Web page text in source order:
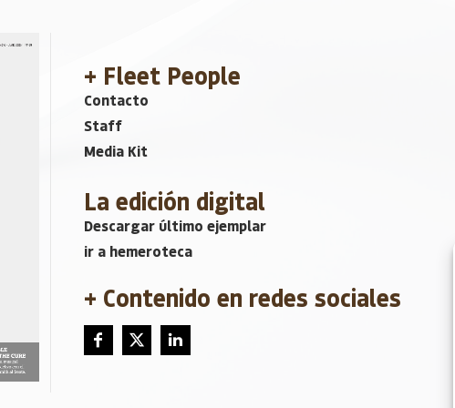
+ Fleet People
Contacto
Staff
Media Kit
La edición digital
Descargar último ejemplar
ir a hemeroteca
+ Contenido en redes sociales